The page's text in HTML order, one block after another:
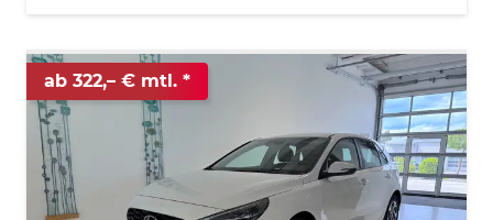
ab 322,– € mtl.